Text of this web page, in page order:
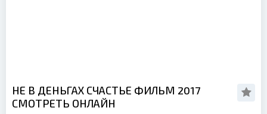
НЕ В ДЕНЬГАХ СЧАСТЬЕ ФИЛЬМ 2017
СМОТРЕТЬ ОНЛАЙН